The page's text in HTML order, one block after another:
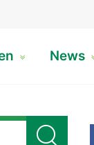
News